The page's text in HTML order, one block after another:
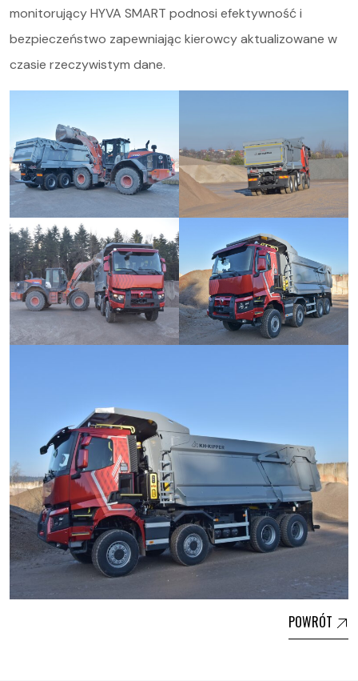
monitorujący HYVA SMART podnosi efektywność i
bezpieczeństwo zapewniając kierowcy aktualizowane w
czasie rzeczywistym dane.
POWRÓT